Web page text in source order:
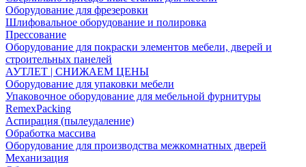
Оборудование для фрезеровки
Шлифовальное оборудование и полировка
Прессование
Оборудование для покраски элементов мебели, дверей и
строительных панелей
АУТЛЕТ | СНИЖАЕМ ЦЕНЫ
Оборудование для упаковки мебели
Упаковочное оборудование для мебельной фурнитуры
RemexPacking
Аспирация (пылеудаление)
Обработка массива
Оборудование для производства межкомнатных дверей
Механизация